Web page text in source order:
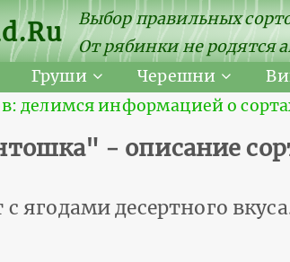
Выбор правильных
От рябинки не родятся
Груши Черешни
делимся информацией о
- описание
ягодами десертного